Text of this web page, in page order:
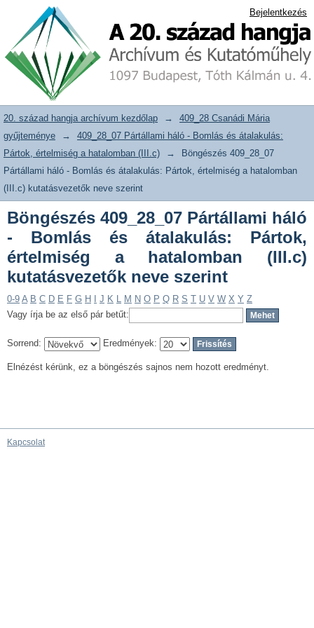
Böngészés 409_28_07 Pártállami háló -
Bomlás és átalakulás: Pártok,
értelmiség a hatalomban (III.c)
kutatásvezetők neve szerint
20. század hangja archívum adattár Bejelentkezés
20. század hangja archívum kezdőlap →
409_28 Csanádi Mária
gyűjteménye
→
409_28_07 Pártállami háló - Bomlás és átalakulás:
Pártok, értelmiség a hatalomban (III.c)
→
Böngészés 409_28_07
Pártállami háló - Bomlás és átalakulás: Pártok, értelmiség a hatalomban
(III.c) kutatásvezetők neve szerint
Böngészés 409_28_07 Pártállami háló
- Bomlás és átalakulás: Pártok,
értelmiség a hatalomban (III.c)
kutatásvezetők neve szerint
0-9 A B C D E F G H J K L M N O P Q R S T U V W X Y Z
Vagy írja be az első pár betűt:
Sorrend: Eredmények:
Elnézést kérünk, ez a böngészés sajnos nem hozott eredményt.
Kapcsolat